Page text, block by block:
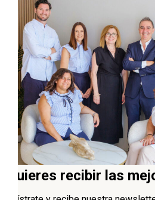
¿Quieres recibir las